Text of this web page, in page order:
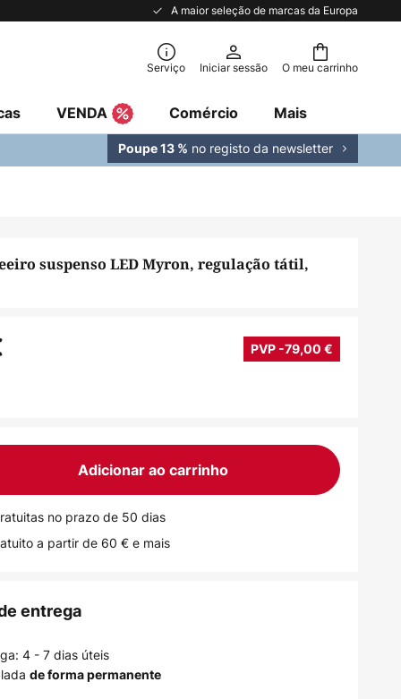
A maior seleção de marcas da Europa
O meu carrinho
Serviço Iniciar sessão
VENDA Comércio Mais
Poupe 13 % no registo da newsletter
suspenso LED Myron, regulação tátil,
PVP -79,00 €
Adicionar ao carrinho
no prazo de 50 dias
a partir de 60 € e mais
entrega
4 - 7 dias úteis
de forma permanente